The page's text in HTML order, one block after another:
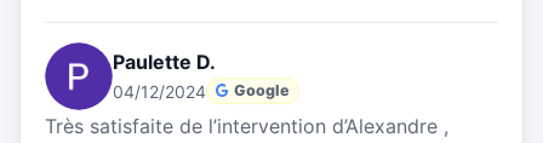
Paulette D.
04/12/2024 Google
Très satisfaite de l’intervention d’Alexandre ,